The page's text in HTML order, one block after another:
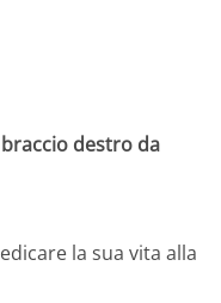
destro da
la sua vita alla